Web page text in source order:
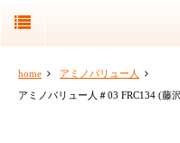
home
アミノバリュー人
アミノバリュー人＃03 FRC134 (藤